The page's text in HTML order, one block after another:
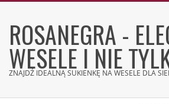
contentROSANEGRA -
WESELE I NIE
ZNAJDŹ IDEALNĄ SUKIENKĘ NA WESELE DLA